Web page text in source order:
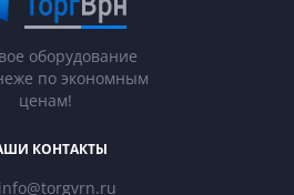
оборудование
по экономным
ценам!
КОНТАКТЫ
info@torgvrn.ru